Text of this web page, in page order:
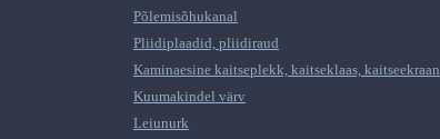
Põlemisõhukanal
Pliidiplaadid, pliidiraud
Kaminaesine kaitseplekk, kaitseklaas, kaitseekraan
Kuumakindel värv
Leiunurk